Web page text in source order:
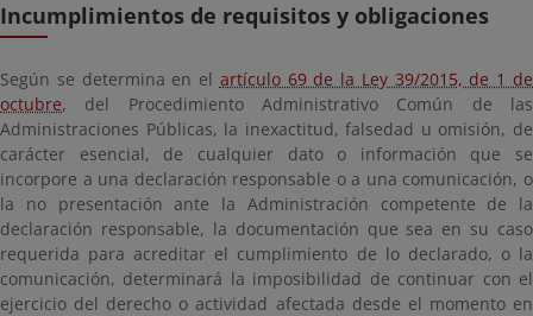
Incumplimientos de requisitos y obligaciones
Según se determina en el artículo 69 de la Ley 39/2015, de 1 de
octubre, del Procedimiento Administrativo Común de las
Administraciones Públicas, la inexactitud, falsedad u omisión, de
carácter esencial, de cualquier dato o información que se
incorpore a una declaración responsable o a una comunicación, o
la no presentación ante la Administración competente de la
declaración responsable, la documentación que sea en su caso
requerida para acreditar el cumplimiento de lo declarado, o la
comunicación, determinará la imposibilidad de continuar con el
ejercicio del derecho o actividad afectada desde el momento en